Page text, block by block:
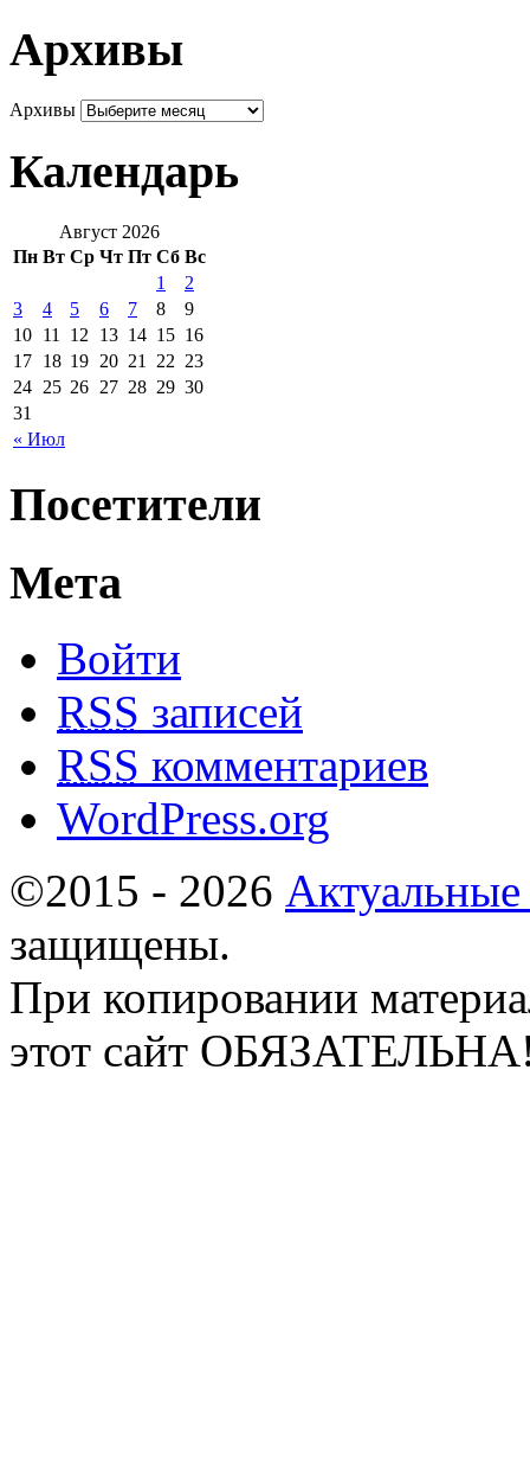
Архивы
Архивы
Календарь
Август 2026
Пн Вт Ср Чт Пт Сб Вс
« Июл
1
2
3
4 5 6 7 8
9
10 11 12 13 14 15 16
17 18 19 20 21 22 23
24 25 26 27 28 29 30
31
Посетители
Мета
Войти
RSS записей
RSS комментариев
WordPress.org
©2015 - 2026
защищены.
При копировании
этот сайт